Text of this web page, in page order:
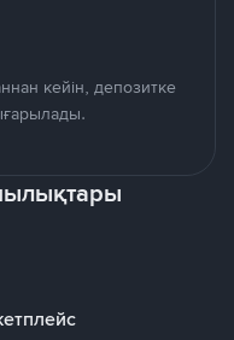
кейін, депозитке